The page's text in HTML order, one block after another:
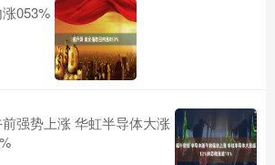
053%
强势上涨 华虹半导体大涨